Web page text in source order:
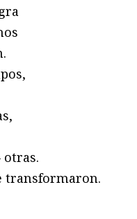
transformaron.